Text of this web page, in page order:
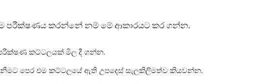
පරීක්ෂණය කරන්නේ නම් මේ ආකාරයට කර ගන්න.
පරීක්ෂණ කට්ටලයක් මිල දී ගන්න.
පෙර එම කට්ටලයේ ඇති උපදෙස් සැලකිලිමත්ව කියවන්න.